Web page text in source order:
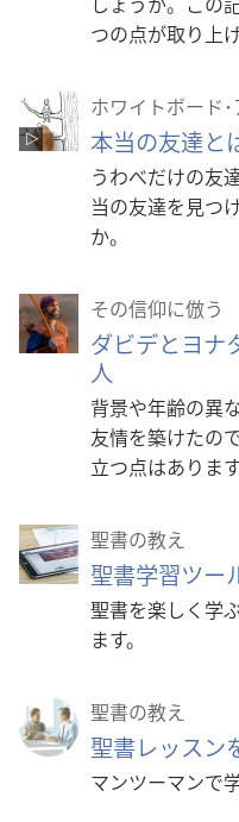
つの点が取り上
ホワイトボード･
本当の友達と
うわべだけの友
当の友達を見つ
か。
その信仰に倣う
ダビデとヨナ
人
背景や年齢の異
友情を築けたの
立つ点はあります
聖書の教え
聖書学習ツー
聖書を楽しく学
ます。
聖書の教え
聖書レッスン
マンツーマンで